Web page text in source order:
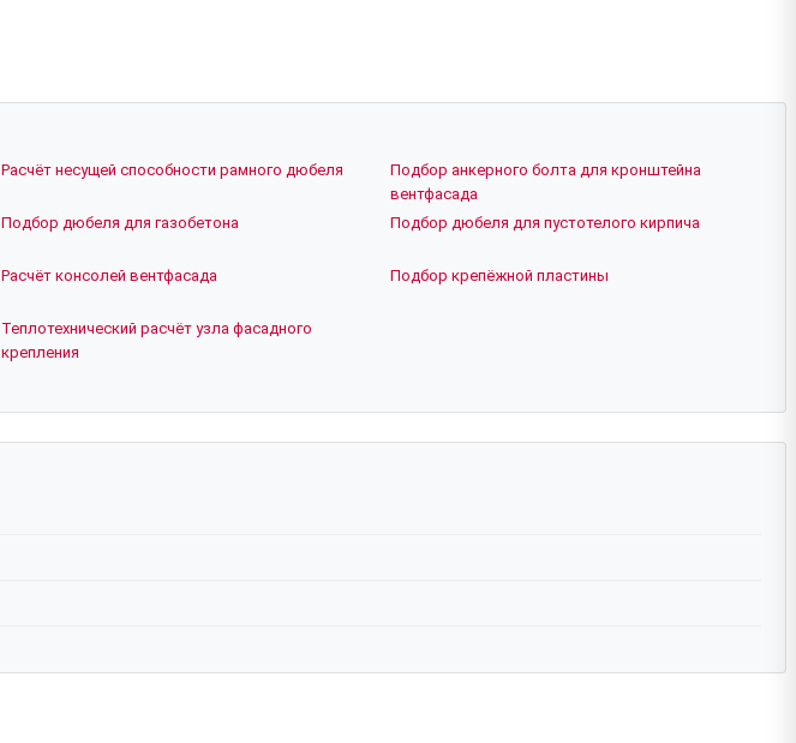
Расчёт несущей способности рамного дюбеля
Подбор анкерного болта для кронштейна
вентфасада
Подбор дюбеля для газобетона Подбор дюбеля для пустотелого кирпича
Расчёт консолей вентфасада Подбор крепёжной пластины
Теплотехнический расчёт узла фасадного
крепления